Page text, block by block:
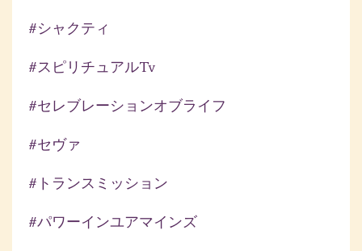
#シャクティ
#スピリチュアルtv
#セレブレーションオブライフ
#セヴァ
#トランスミッション
#パワーインユアマインズ